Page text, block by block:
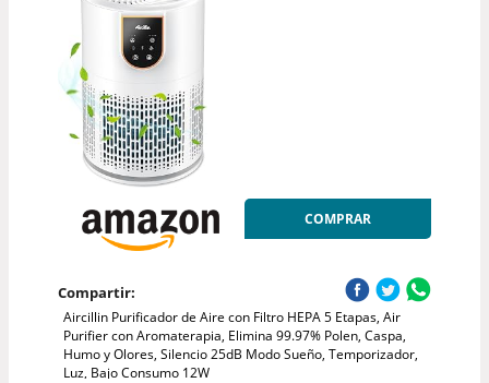
COMPRAR
Compartir:
Aircillin Purificador de Aire con Filtro HEPA 5 Etapas, Air
Purifier con Aromaterapia, Elimina 99.97% Polen, Caspa,
Humo y Olores, Silencio 25dB Modo Sueño, Temporizador,
Luz, Bajo Consumo 12W